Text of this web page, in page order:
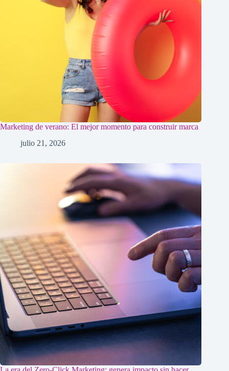
Marketing de verano: El mejor momento para construir marca
julio 21, 2026